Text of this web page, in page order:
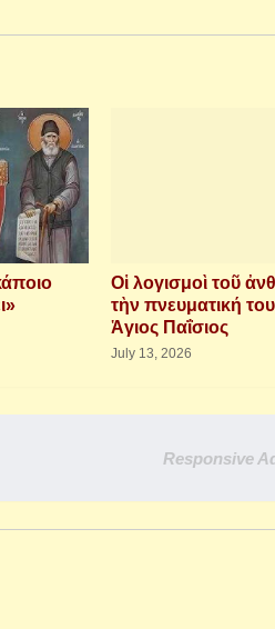
Οἱ λογισμοὶ τοῦ
τὴν πνευματική
Ἁγιος Παΐσιος
July 13, 2026
Responsive